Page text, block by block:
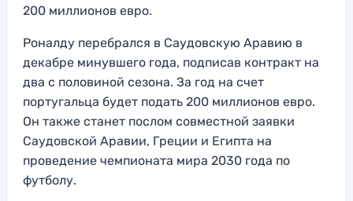
200 миллионов евро.
Роналду перебрался в Саудовскую Аравию в
декабре минувшего года, подписав контракт на
два с половиной сезона. За год на счет
португальца будет подать 200 миллионов евро.
Он также станет послом совместной заявки
Саудовской Аравии, Греции и Египта на
проведение чемпионата мира 2030 года по
футболу.